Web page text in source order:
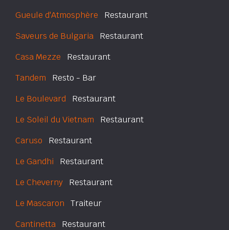
Gueule d'Atmosphère Restaurant
Saveurs de Bulgaria Restaurant
Casa Mezze Restaurant
Tandem Resto - Bar
Le Boulevard Restaurant
Le Soleil du Vietnam Restaurant
Caruso Restaurant
Le Gandhi Restaurant
Le Cheverny Restaurant
Le Mascaron Traiteur
Cantinetta Restaurant